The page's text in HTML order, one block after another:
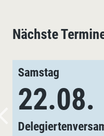
Nächste
Samstag
22.08.